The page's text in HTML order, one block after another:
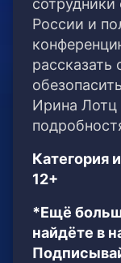
сотрудники
России и
рассказать
Ирина Лотц
Категория
12+
*Ещё
найдёте в